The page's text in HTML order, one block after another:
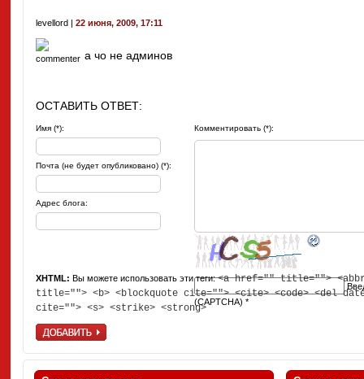
levellord | 22 июня, 2009, 17:11
а чо не админов
ОСТАВИТЬ ОТВЕТ:
Имя (*):
Почта (не будет опубликовано) (*):
Адрес блога:
Комментировать (*):
(CAPTCHA) *
XHTML: Вы можете использовать эти теги:<a href="" title="">
title=""> <b> <blockquote cite=""> <cite> <code> <del
cite=""> <s> <strike> <strong>